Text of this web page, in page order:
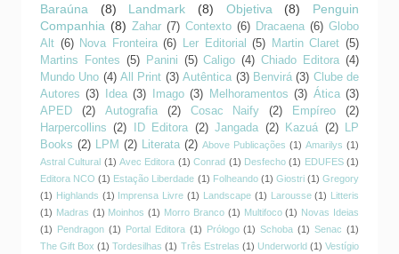
Baraúna
(8) Landmark (8) Objetiva (8)
Penguin
Companhia (8) Zahar (7) Contexto (6) Dracaena (6) Globo
Alt (6) Nova Fronteira (6) Ler Editorial (5) Martin Claret (5)
Martins Fontes (5) Panini (5) Caligo (4) Chiado Editora (4)
Mundo Uno (4) All Print (3) Autêntica (3) Benvirá (3) Clube de
Autores (3) Idea (3) Imago (3) Melhoramentos (3) Ática (3)
APED
(2) Autografia (2) Cosac Naify (2) Empíreo
(2)
Harpercollins
(2) ID Editora (2) Jangada (2) Kazuá (2)
LP
Books (2) LPM (2) Literata (2) Above Publicações (1) Amarilys (1)
Astral Cultural (1) Avec Editora (1) Conrad (1) Desfecho (1) EDUFES (1)
Editora NCO (1) Estação Liberdade (1) Folheando (1) Giostri (1) Gregory
(1) Highlands (1) Imprensa Livre (1) Landscape (1) Larousse (1) Litteris
(1) Madras (1) Moinhos (1) Morro Branco (1) Multifoco (1) Novas Ideias
(1) Pendragon (1) Portal Editora (1) Prólogo (1) Schoba (1) Senac (1)
The Gift Box (1) Tordesilhas (1) Três Estrelas (1) Underworld (1) Vestígio